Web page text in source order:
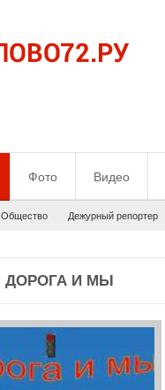
Фото Видео
Общество Дежурный репортер
ДОРОГА И МЫ